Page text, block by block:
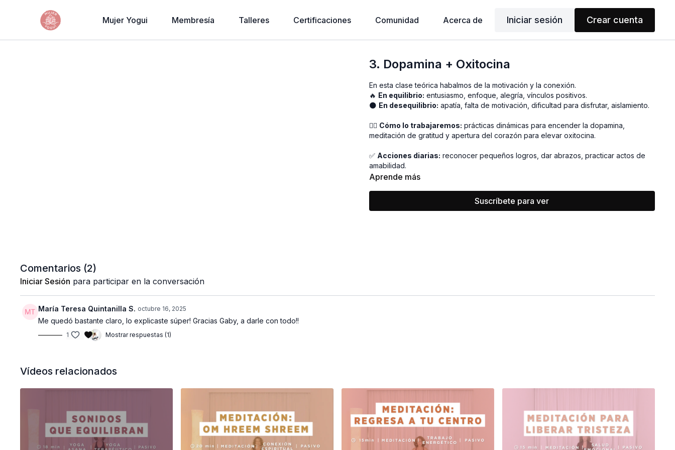
Mujer Yogui Membresía Talleres Certificaciones Comunidad Acerca de Iniciar sesión Crear cuenta
3. Dopamina + Oxitocina
En esta clase teórica habalmos de la motivación y la conexión.
🔥 En equilibrio: entusiasmo, enfoque, alegría, vínculos positivos.
🌑 En desequilibrio: apatía, falta de motivación, dificultad para disfrutar, aislamiento.
🧘‍♀️ Cómo lo trabajaremos: prácticas dinámicas para encender la dopamina,
meditación de gratitud y apertura del corazón para elevar oxitocina.
✅ Acciones diarias: reconocer pequeños logros, dar abrazos, practicar actos de
amabilidad.
Aprende más
Suscríbete para ver
Comentarios (2)
Iniciar Sesión para participar en la conversación
María Teresa Quintanilla S. octubre 16, 2025
Me quedó bastante claro, lo explicaste súper! Gracias Gaby, a darle con todo!!
1 Mostrar respuestas (1)
Vídeos relacionados